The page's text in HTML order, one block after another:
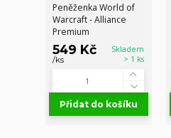
Peněženka World of
Warcraft - Alliance
Premium
549 Kč
/ks
Skladem
> 1 ks
Přidat do košíku